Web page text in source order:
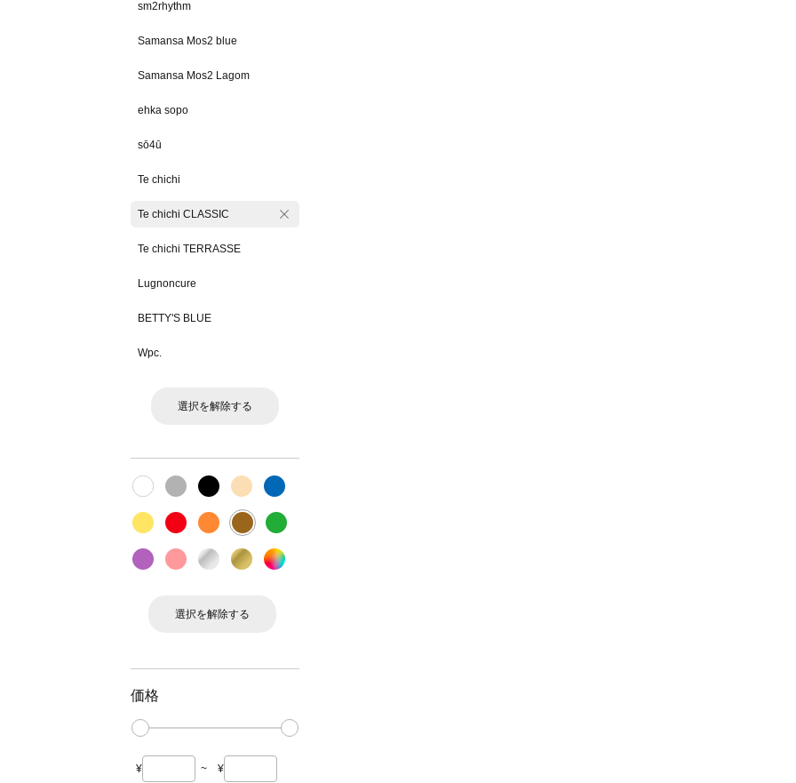
sm2rhythm
Samansa Mos2 blue
Samansa Mos2 Lagom
ehka sopo
sō4ū
Te chichi
Te chichi CLASSIC
Te chichi TERRASSE
Lugnoncure
BETTY'S BLUE
Wpc.
選択を解除する
選択を解除する
価格
¥ ~ ¥